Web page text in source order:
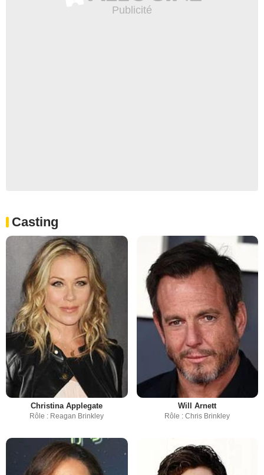
Casting
Christina Applegate
Rôle : Reagan Brinkley
Will Arnett
Rôle : Chris Brinkley